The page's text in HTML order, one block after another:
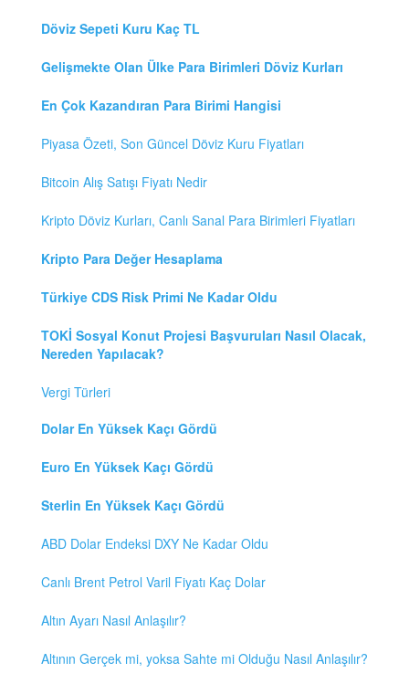
Döviz Sepeti Kuru Kaç TL
Gelişmekte Olan Ülke Para Birimleri Döviz Kurları
En Çok Kazandıran Para Birimi Hangisi
Piyasa Özeti, Son Güncel Döviz Kuru Fiyatları
Bitcoin Alış Satışı Fiyatı Nedir
Kripto Döviz Kurları, Canlı Sanal Para Birimleri Fiyatları
Kripto Para Değer Hesaplama
Türkiye CDS Risk Primi Ne Kadar Oldu
TOKİ Sosyal Konut Projesi Başvuruları Nasıl Olacak,
Nereden Yapılacak?
Vergi Türleri
Dolar En Yüksek Kaçı Gördü
Euro En Yüksek Kaçı Gördü
Sterlin En Yüksek Kaçı Gördü
ABD Dolar Endeksi DXY Ne Kadar Oldu
Canlı Brent Petrol Varil Fiyatı Kaç Dolar
Altın Ayarı Nasıl Anlaşılır?
Altının Gerçek mi, yoksa Sahte mi Olduğu Nasıl Anlaşılır?